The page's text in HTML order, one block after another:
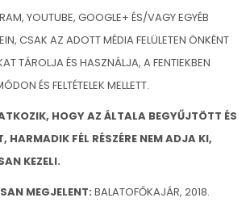
YOUTUBE, GOOGLE+ ÉS/VAGY EGYÉB
CSAK AZ ADOTT MÉDIA FELÜLETEN ÖNKÉNT
TÁROLJA ÉS HASZNÁLJA, A FENTIEKBEN
ÉS FELTÉTELEK MELLETT.
HOGY AZ ÁLTALA BEGYŰJTÖTT ÉS
HARMADIK FÉL RÉSZÉRE NEM ADJA KI,
KEZELI.
MEGJELENT: BALATOFŐKAJÁR, 2018.